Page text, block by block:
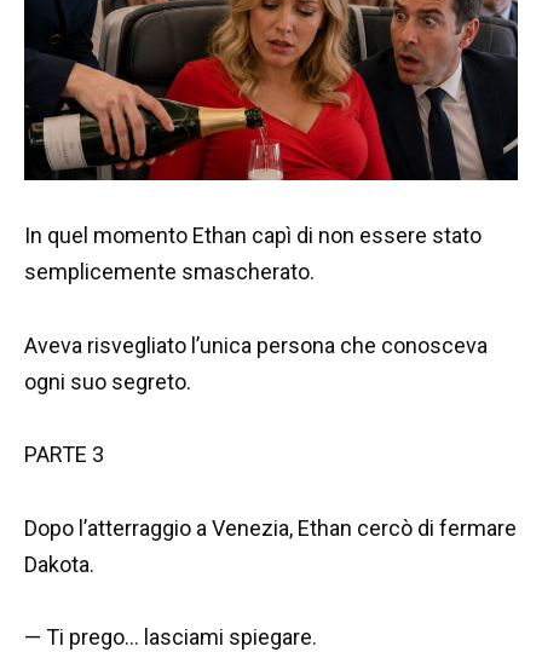
In quel momento Ethan capì di non essere stato
semplicemente smascherato.
Aveva risvegliato l’unica persona che conosceva
ogni suo segreto.
PARTE 3
Dopo l’atterraggio a Venezia, Ethan cercò di fermare
Dakota.
— Ti prego… lasciami spiegare.